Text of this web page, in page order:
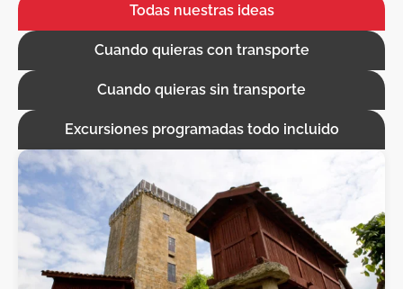
Todas nuestras ideas
Cuando quieras con transporte
Cuando quieras sin transporte
Excursiones programadas todo incluido
g
i
n
a
g
i
n
a